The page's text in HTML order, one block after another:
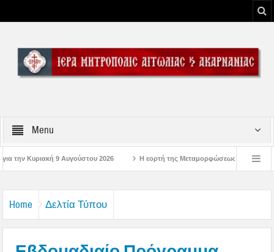
Menu
Η εορτή της Μεταμορφώσεως του Σωτήρος Χριστού στην Ι. Μ.
Home Δελτία Τύπου